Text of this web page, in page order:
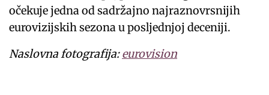
očekuje jedna od sadržajno najraznovrsnijih
eurovizijskih sezona u posljednjoj deceniji.
Naslovna fotografija:eurovision